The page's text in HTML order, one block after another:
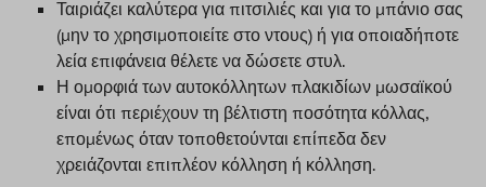
Ταιριάζει καλύτερα για πιτσιλιές και για το μπάνιο σας
(μην το χρησιμοποιείτε στο ντους) ή για οποιαδήποτε
λεία επιφάνεια θέλετε να δώσετε στυλ.
Η ομορφιά των αυτοκόλλητων πλακιδίων μωσαϊκού
είναι ότι περιέχουν τη βέλτιστη ποσότητα κόλλας,
επομένως όταν τοποθετούνται επίπεδα δεν
χρειάζονται επιπλέον κόλληση ή κόλληση.